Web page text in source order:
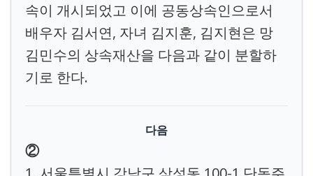
속이 개시되었고 이에 공동상속인으로서
배우자 김서연, 자녀 김지훈, 김지현은 망
김민수의 상속재산을 다음과 같이 분할하
기로 한다.
다음
②